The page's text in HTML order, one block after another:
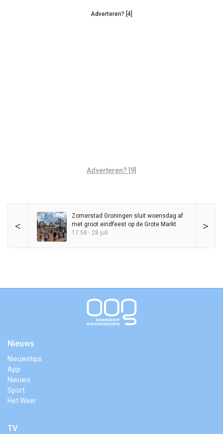
Adverteren? [4]
Adverteren? [9]
< >
Zomerstad Groningen sluit woensdag af
met groot eindfeest op de Grote Markt
17:58 - 28 juli
Nieuws
Nieuwstips
App
Nieuws
Sport
Het Weer
TV